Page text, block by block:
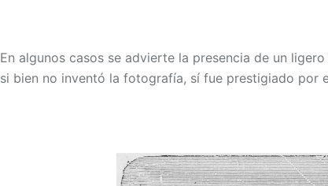
En algunos casos se advierte la presencia de un
si bien no inventó la fotografía, sí fue prestigiado por